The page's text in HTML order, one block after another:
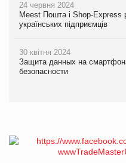
24 червня 2024
Meest Пошта і Shop-
українських підприємців
30 квітня 2024
Защита данных на
безопасности